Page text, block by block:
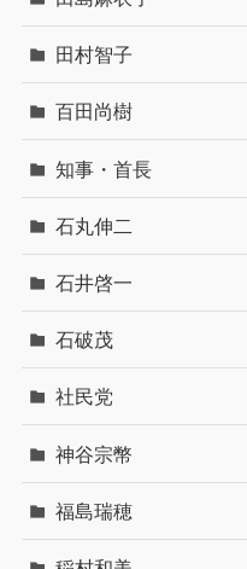
田村智子
百田尚樹
知事・首長
石丸伸二
石井啓一
石破茂
社民党
神谷宗幣
福島瑞穂